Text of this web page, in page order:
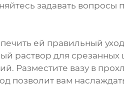
задавать вопросы
ей правильный
раствор для срезанных
Разместите вазу в
позволит вам